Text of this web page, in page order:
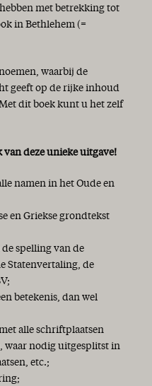
met betrekking tot
in Bethlehem (=
waarbij de
geeft op de rijke inhoud
dit boek kunt u het zelf
deze unieke uitgave!
namen in het Oude en
en Griekse grondtekst
de spelling van de
Statenvertaling, de
betekenis, dan wel
alle schriftplaatsen
waar nodig uitgesplitst in
etc.;